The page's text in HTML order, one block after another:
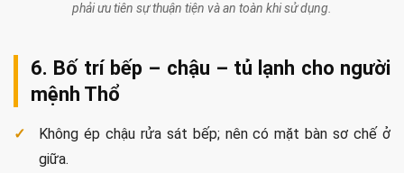
phải ưu tiên sự thuận tiện và an toàn khi sử dụng.
6. Bố trí bếp – chậu – tủ lạnh cho người
mệnh Thổ
Không ép chậu rửa sát bếp; nên có mặt bàn sơ chế ở
giữa.